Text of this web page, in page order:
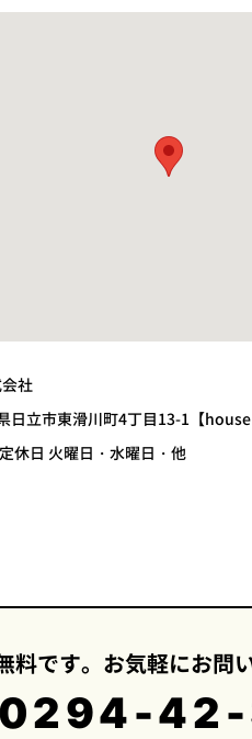
社
日立市東滑川町4丁目13-1【house
休日 火曜日・水曜日・他
料です。お気軽にお問
0294-